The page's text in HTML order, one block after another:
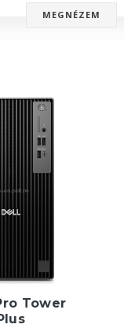
MEGNÉZEM
Tower